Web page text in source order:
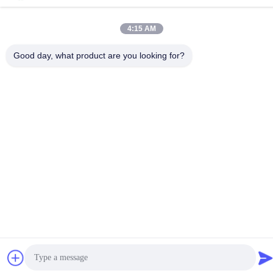
D-526, Haye Science Park, 93# Weihe Road, Suzhou
4:15 AM
Good day, what product are you looking for?